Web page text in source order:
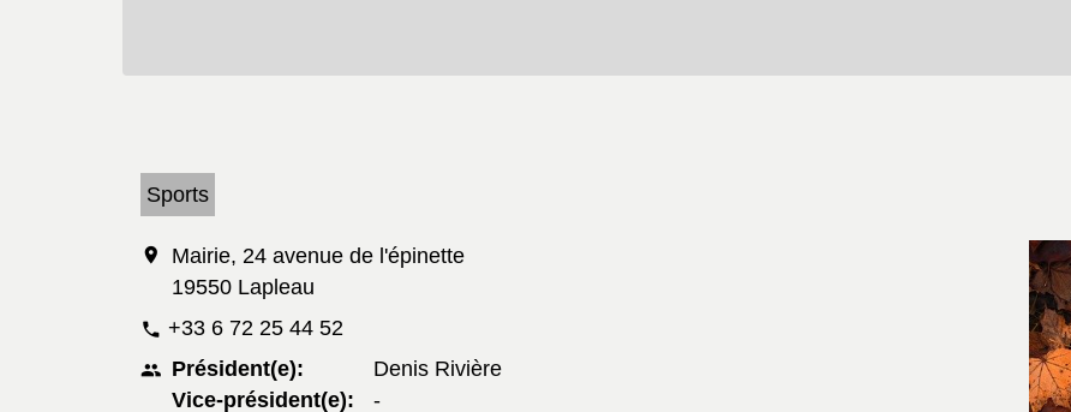
Sports
location_on
Mairie, 24 avenue de l'épinette
19550 Lapleau
phone +33 6 72 25 44 52
people Président(e):
Vice-président(e):
Denis Rivière
-